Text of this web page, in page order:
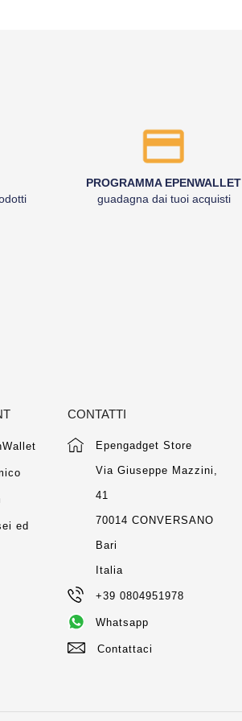
PROGRAMMA EPENWALLET
guadagna dai tuoi acquisti
ed
CONTATTI
Epengadget Store
Via Giuseppe Mazzini,
41
70014 CONVERSANO
Bari
Italia
+39 0804951978
Whatsapp
Contattaci